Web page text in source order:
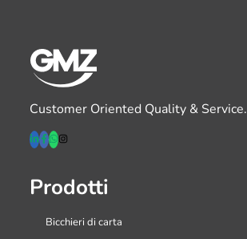
Customer Oriented Quality & Service.
Prodotti
Bicchieri di carta